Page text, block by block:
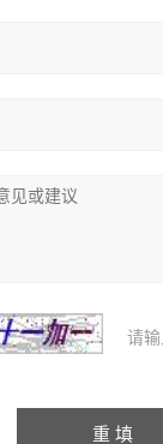
请